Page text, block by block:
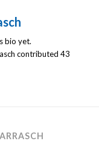
bio yet.
contributed 43